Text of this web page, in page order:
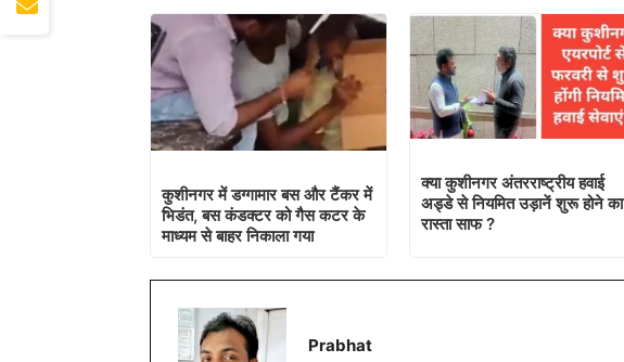
कुशीनगर में डग्गामार बस और टैंकर में
भिडंत, बस कंडक्टर को गैस कटर के
माध्यम से बाहर निकाला गया
क्या कुशीनगर अंतरराष्ट्रीय हवाई
अड्डे से नियमित उड़ानें शुरू होने का
रास्ता साफ ?
Prabhat